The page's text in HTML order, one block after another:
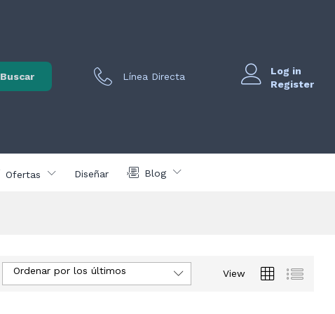
Buscar Línea Directa
Log in
Register
Ofertas Diseñar Blog
View
Ordenar por los últimos